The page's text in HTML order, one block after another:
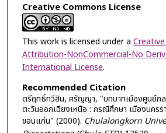
Creative Commons License
This work is licensed under a
Attribution-NonCommercial-No
International License.
Recommended Citation
ตรีฤทธิ์ทวีสิน, ศรัญญา, "บทบาทเมืองศูนย์กล
ตะวันออกเฉียงเหนือ : กรณีศึกษา เมืองนครร
ขอนแก่น" (2000). Chulalongkorn